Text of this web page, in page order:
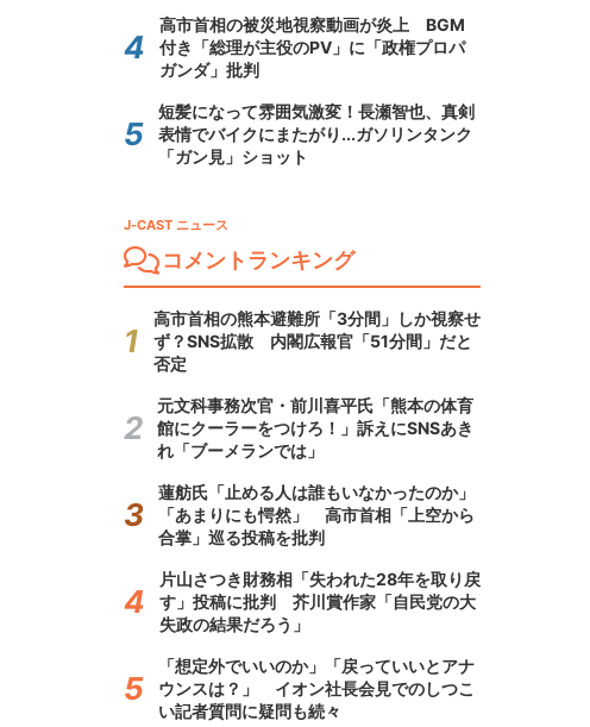
高市首相の被災地視察動画が炎上 BGM
付き「総理が主役のPV」に「政権プロパ
ガンダ」批判
短髪になって雰囲気激変！長瀬智也、真剣
表情でバイクにまたがり...ガソリンタンク
「ガン見」ショット
J-CAST ニュース
コメントランキング
高市首相の熊本避難所「3分間」しか視察せ
ず？SNS拡散 内閣広報官「51分間」だと
否定
元文科事務次官・前川喜平氏「熊本の体育
館にクーラーをつけろ！」訴えにSNSあき
れ「ブーメランでは」
蓮舫氏「止める人は誰もいなかったのか」
「あまりにも愕然」 高市首相「上空から
合掌」巡る投稿を批判
片山さつき財務相「失われた28年を取り戻
す」投稿に批判 芥川賞作家「自民党の大
失政の結果だろう」
「想定外でいいのか」「戻っていいとアナ
ウンスは？」 イオン社長会見でのしつこ
い記者質問に疑問も続々